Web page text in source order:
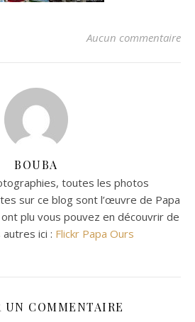
Aucun commentaire
BOUBA
toutes les photos
sur ce blog sont l’œuvre de Papa
plu vous pouvez en découvrir de
ici : Flickr Papa Ours
UN COMMENTAIRE